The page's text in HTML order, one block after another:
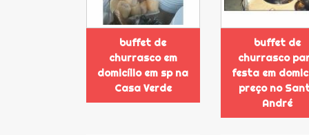
buffet de
churrasco em
domicílio em sp na
Casa Verde
buffet de
churrasco
festa em
preço no
André